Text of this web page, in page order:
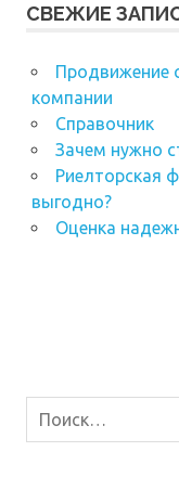
СВЕЖИЕ
Продвижение
компании
Справочник
Зачем нужно
Риелторская
выгодно?
Оценка